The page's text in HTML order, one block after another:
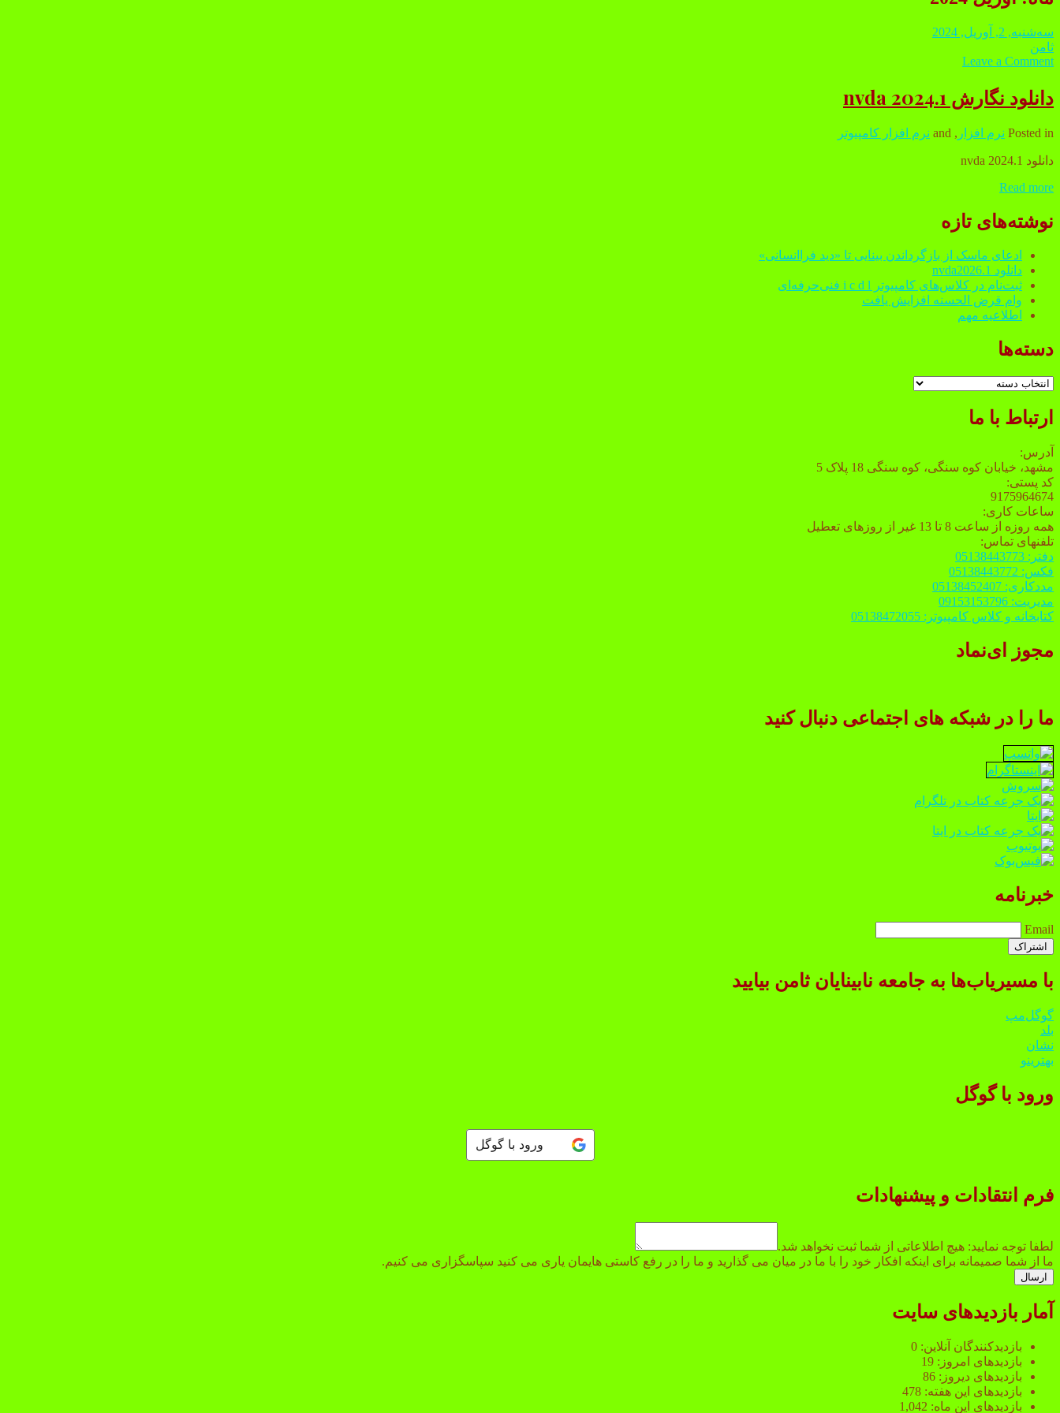
سه‌شنبه, 2, آوریل, 2024
ثامن
Leave a Comment
دانلود نگارش 2024.1 nvda
Posted in نرم افزار , and نرم افزار کامپیوتر
دانلود nvda 2024.1
Read moreدانلود
2024.1
nvda
Sidebar
نوشته‌های تازه
ادعای ماسک از بازگرداندن بینایی تا «دید فراانسانی»
دانلود nvda2026.1
ثبت‌نام در کلاس‌های کامپیوتر i c d l فنی‌حرفه‌ای
وام قرض الحسنه افزایش یافت
اطلاعیه مهم
دسته‌ها
دسته‌ها
ارتباط با ما
آدرس:
مشهد، خیابان کوه سنگی، کوه سنگی 18 پلاک 5
کد پستی:
9175964674
ساعات کاری:
همه روزه از ساعت 8 تا 13 غیر از روزهای تعطیل
تلفنهای تماس:
دفتر: 05138443773
فکس: 05138443772
مددکاری: 05138452407
مدیریت: 09153153796
کتابخانه و کلاس کامپیوتر: 05138472055
مجوز ای‌نماد
ما را در شبکه های اجتماعی دنبال کنید
خبرنامه
Email
با مسیریاب‌ها به جامعه نابینایان ثامن بیایید
گوگل‌مپ
بلد
نشان
بهترینو
ورود با گوگل
ورود با گوگل
فرم انتقادات و پیشنهادات
ثبت
لطفا
لطفا توجه نمایید: هیچ اطلاعاتی از شما ثبت نخواهد شد.
ما از شما صمیمانه برای اینکه افکار خود را با ما در میان می گذارید و ما را در رفع کاستی هایمان یاری می کنید سپاسگزاری می کنیم.
ارسال
آمار بازدیدهای سایت
بازدیدکنندگان آنلاین: 0
بازدیدهای امروز: 19
بازدیدهای دیروز: 86
بازدیدهای این هفته: 478
بازدیدهای این ماه: 1,042